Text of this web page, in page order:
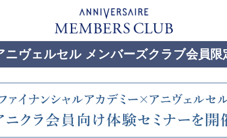
ニヴェルセル メンバーズクラブ会員限